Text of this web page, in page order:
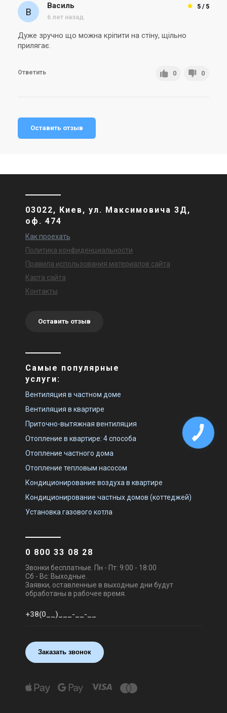
5 / 5
Василь
6 лет назад
Дуже зручно що можна кріпити на стіну, щільно
прилягає.
Ответить 0 0
Оставить отзыв
03022, Киев, ул. Максимовича 3Д,
оф. 474
Как проехать
Политика конфиденциальности
Правила использования материалов сайта
Карта сайта
Контакты
Оставить отзыв
Самые популярные
услуги:
Вентиляция в частном доме
Вентиляция в квартире
Приточно-вытяжная вентиляция
Отопление в квартире: 4 способа
Отопление частного дома
Отопление тепловым насосом
Кондиционирование воздуха в квартире
Кондиционирование частных домов (коттеджей)
Установка газового котла
0 800 33 08 28
Звонки бесплатные. Пн - Пт: 9:00 - 18:00
Сб - Вс: Выходные.
Заявки, оставленные в выходные дни будут
обработаны в рабочее время.
Заказать звонок